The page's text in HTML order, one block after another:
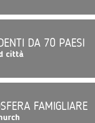
DA 70 PAESI
città
FAMIGLIARE